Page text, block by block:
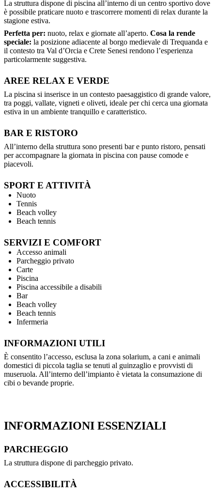
La struttura dispone di piscina all’interno di un centro sportivo dove
è possibile praticare nuoto e trascorrere momenti di relax durante la
stagione estiva.
Perfetta per: nuoto, relax e giornate all’aperto. Cosa la rende
speciale: la posizione adiacente al borgo medievale di Trequanda e
il contesto tra Val d’Orcia e Crete Senesi rendono l’esperienza
particolarmente suggestiva.
AREE RELAX E VERDE
La piscina si inserisce in un contesto paesaggistico di grande valore,
tra poggi, vallate, vigneti e oliveti, ideale per chi cerca una giornata
estiva in un ambiente tranquillo e caratteristico.
BAR E RISTORO
All’interno della struttura sono presenti bar e punto ristoro, pensati
per accompagnare la giornata in piscina con pause comode e
piacevoli.
SPORT E ATTIVITÀ
Nuoto
Tennis
Beach volley
Beach tennis
SERVIZI E COMFORT
Accesso animali
Parcheggio privato
Carte
Piscina
Piscina accessibile a disabili
Bar
Beach volley
Beach tennis
Infermeria
INFORMAZIONI UTILI
È consentito l’accesso, esclusa la zona solarium, a cani e animali
domestici di piccola taglia se tenuti al guinzaglio e provvisti di
museruola. All’interno dell’impianto è vietata la consumazione di
cibi o bevande proprie.
INFORMAZIONI ESSENZIALI
PARCHEGGIO
La struttura dispone di parcheggio privato.
ACCESSIBILITÀ